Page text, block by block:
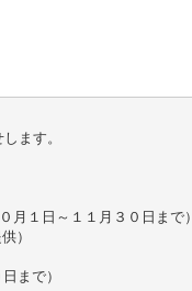
ます。
１日～１１月３０日まで）
供）
まで）